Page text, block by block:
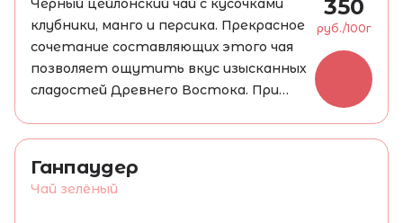
Черный цейлонский чай с кусочками
клубники, манго и персика. Прекрасное
сочетание составляющих этого чая
позволяет ощутить вкус изысканных
сладостей Древнего Востока. При
тонизирует, стимулирует мозговую
активность и укрепляет нервные
350
руб./100г
Ганпаудер
Чай зелёный